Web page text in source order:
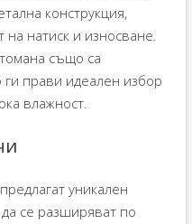
конструкция,
на натиск и износване.
също са
ги прави идеален избор
влажност.
уникален
се разширяват по